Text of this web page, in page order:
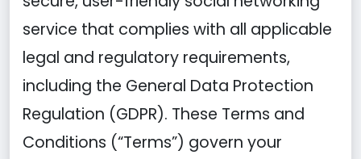
service that complies with all applicable
legal and regulatory requirements,
including the General Data Protection
Regulation (GDPR). These Terms and
Conditions (“Terms”) govern your